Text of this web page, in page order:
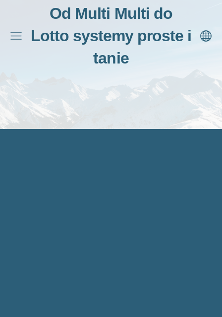
Od Multi Multi do
Lotto systemy proste i
tanie